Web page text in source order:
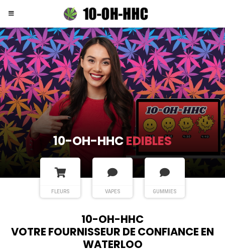
10-OH-HHCEDIBLES
FLEURS VAPES GUMMIES
10-OH-HHC
VOTRE FOURNISSEUR DE CONFIANCE EN
WATERLOO